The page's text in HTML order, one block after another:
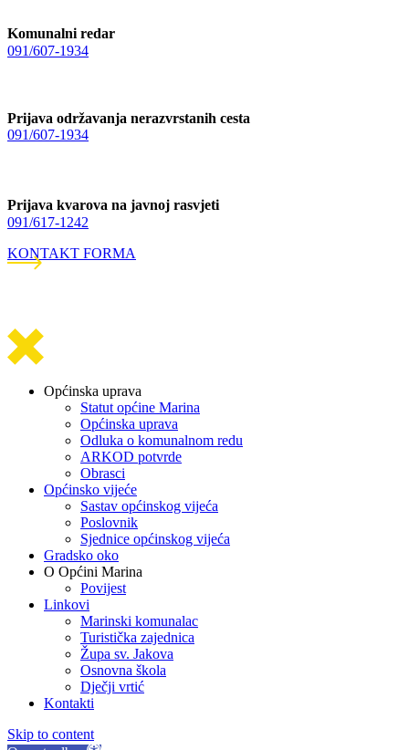
Komunalni redar
091/607-1934
Prijava održavanja nerazvrstanih cesta
091/607-1934
Prijava kvarova na javnoj rasvjeti
091/617-1242
KONTAKT FORMA
Općinska uprava
Statut općine Marina
Općinska uprava
Odluka o komunalnom redu
ARKOD potvrde
Obrasci
Općinsko vijeće
Sastav općinskog vijeća
Poslovnik
Sjednice općinskog vijeća
Gradsko oko
O Općini Marina
Povijest
Linkovi
Marinski komunalac
Turistička zajednica
Župa sv. Jakova
Osnovna škola
Dječji vrtić
Kontakti
Skip to content